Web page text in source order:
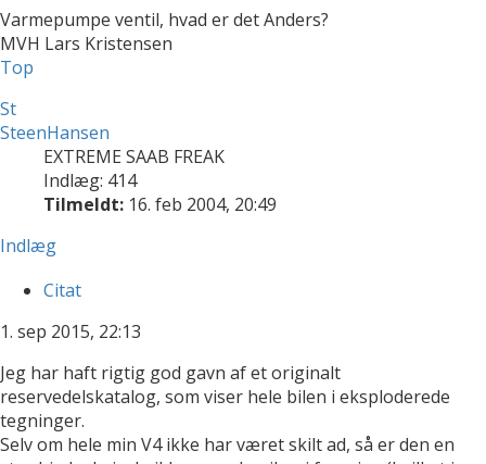
Varmepumpe ventil, hvad er det Anders?
MVH Lars Kristensen
Top
St
SteenHansen
EXTREME SAAB FREAK
Indlæg: 414
Tilmeldt: 16. feb 2004, 20:49
Indlæg
Citat
1. sep 2015, 22:13
Jeg har haft rigtig god gavn af et originalt
reservedelskatalog, som viser hele bilen i eksploderede
tegninger.
Selv om hele min V4 ikke har været skilt ad, så er den en